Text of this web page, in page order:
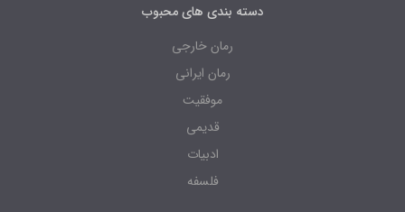
دسته بندی های محبوب
رمان خارجی
رمان ایرانی
موفقیت
قدیمی
ادبیات
فلسفه